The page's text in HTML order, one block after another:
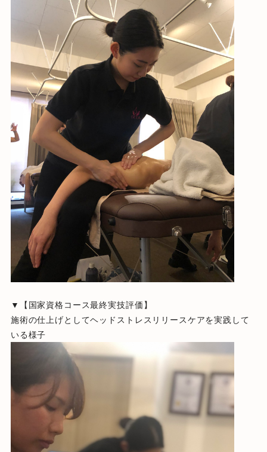
▼【国家資格コース最終実技評価】
施術の仕上げとしてヘッドストレスリリースケアを実践して
いる様子